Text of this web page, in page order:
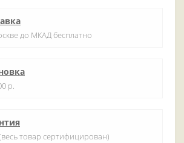
до МКАД бесплатно
р.
товар сертифицирован)